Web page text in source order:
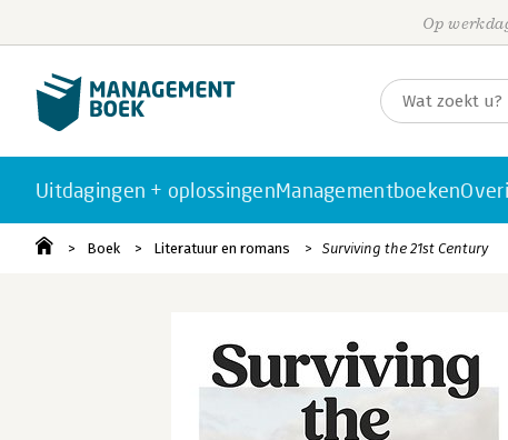
Op
Uitdagingen + oplossingenManagementboeken
Boek Literatuur en romans Surviving the 21st Century